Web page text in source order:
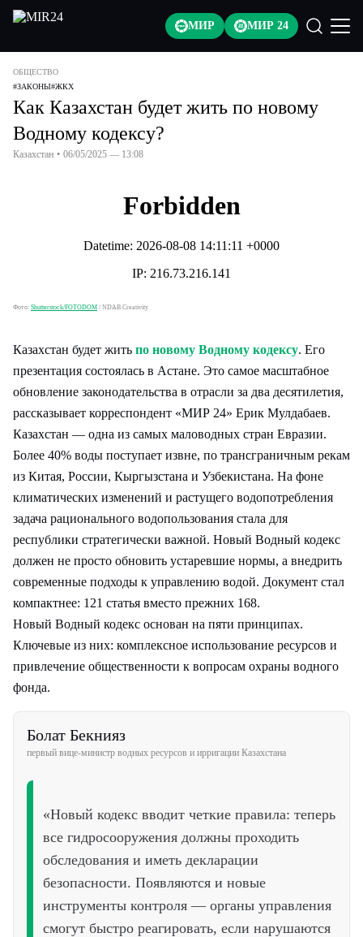
МИР МИР 24
ОБЩЕСТВО
#ЗАКОНЫ#ЖКХ
Как Казахстан будет жить по новому
Водному кодексу?
Казахстан • 06/05/2025 — 13:08
Фото: Shutterstock/FOTODOM / NDAB Creativity
Казахстан будет жить по новому Водному кодексу. Его
презентация состоялась в Астане. Это самое масштабное
обновление законодательства в отрасли за два десятилетия,
рассказывает корреспондент «МИР 24» Ерик Мулдабаев.
Казахстан — одна из самых маловодных стран Евразии.
Более 40% воды поступает извне, по трансграничным рекам
из Китая, России, Кыргызстана и Узбекистана. На фоне
климатических изменений и растущего водопотребления
задача рационального водопользования стала для
республики стратегически важной. Новый Водный кодекс
должен не просто обновить устаревшие нормы, а внедрить
современные подходы к управлению водой. Документ стал
компактнее: 121 статья вместо прежних 168.
Новый Водный кодекс основан на пяти принципах.
Ключевые из них: комплексное использование ресурсов и
привлечение общественности к вопросам охраны водного
фонда.
Болат Бекнияз
первый вице-министр водных ресурсов и ирригации Казахстана
«Новый кодекс вводит четкие правила: теперь
все гидросооружения должны проходить
обследования и иметь декларации
безопасности. Появляются и новые
инструменты контроля — органы управления
смогут быстро реагировать, если нарушаются